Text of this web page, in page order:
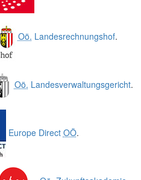
Oö. Landesrechnungshof.
Oö. Landesverwaltungsgericht.
Europe Direct OÖ.